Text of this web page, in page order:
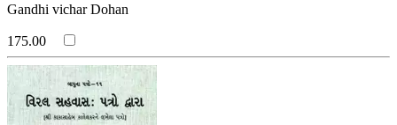
Gandhi vichar Dohan
175.00